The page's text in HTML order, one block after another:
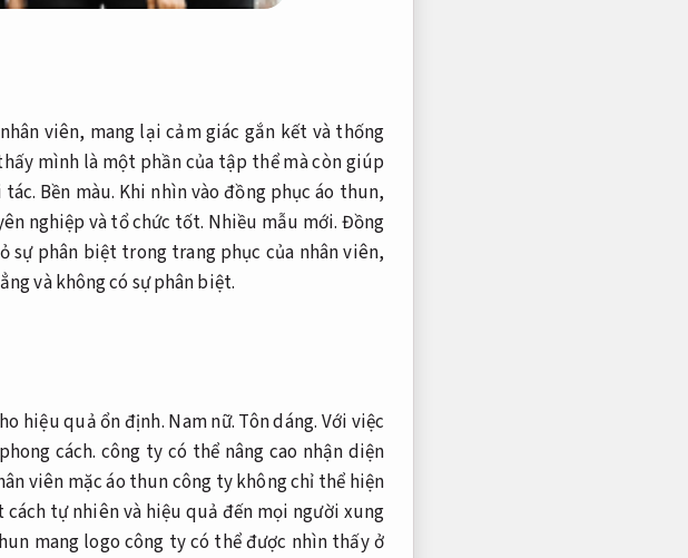
viên, mang lại cảm giác gắn kết và thống
mình là một phần của tập thể mà còn giúp
Bền màu. Khi nhìn vào đồng phục áo thun,
nghiệp và tổ chức tốt. Nhiều mẫu mới. Đồng
sự phân biệt trong trang phục của nhân viên,
và không có sự phân biệt.
hiệu quả ổn định. Nam nữ. Tôn dáng. Với việc
cách. công ty có thể nâng cao nhận diện
viên mặc áo thun công ty không chỉ thể hiện
tự nhiên và hiệu quả đến mọi người xung
mang logo công ty có thể được nhìn thấy ở